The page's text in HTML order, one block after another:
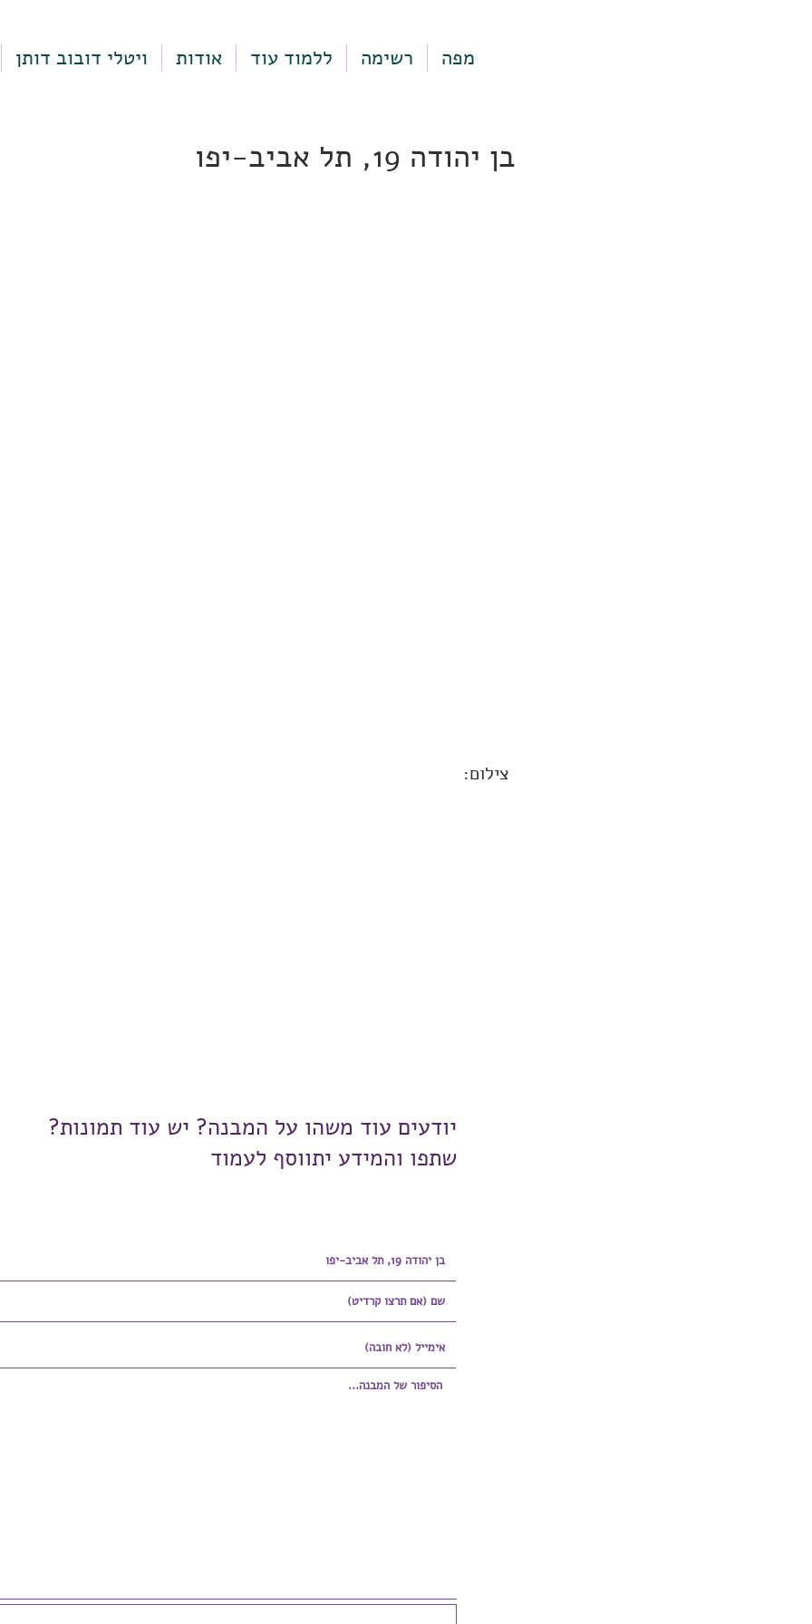
ויטלי דובוב דותן אודות ללמוד עוד רשימה מפה
בן יהודה 19, תל אביב-יפו
צילום:
יודעים עוד משהו על המבנה? יש עוד תמונות?
שתפו והמידע יתווסף לעמוד